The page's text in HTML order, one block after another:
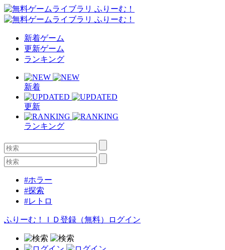
新着ゲーム
更新ゲーム
ランキング
新着
更新
ランキング
#ホラー
#探索
#レトロ
ふりーむ！ＩＤ登録（無料） ログイン